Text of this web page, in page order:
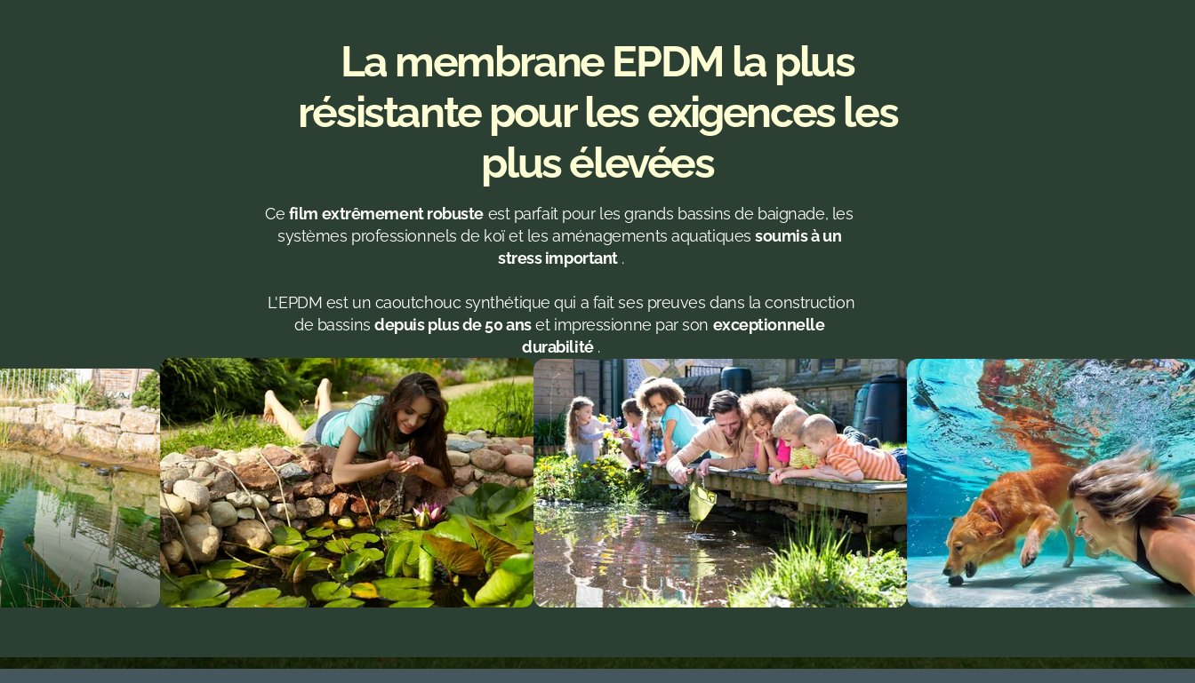
La membrane EPDM la plus
résistante pour les exigences les
plus élevées
Ce film extrêmement robuste est parfait pour les grands bassins de baignade, les
systèmes professionnels de koï et les aménagements aquatiques soumis à un
stress important .
de bassins depuis plus de 50 ans et impressionne par son exceptionnelle
durabilité .